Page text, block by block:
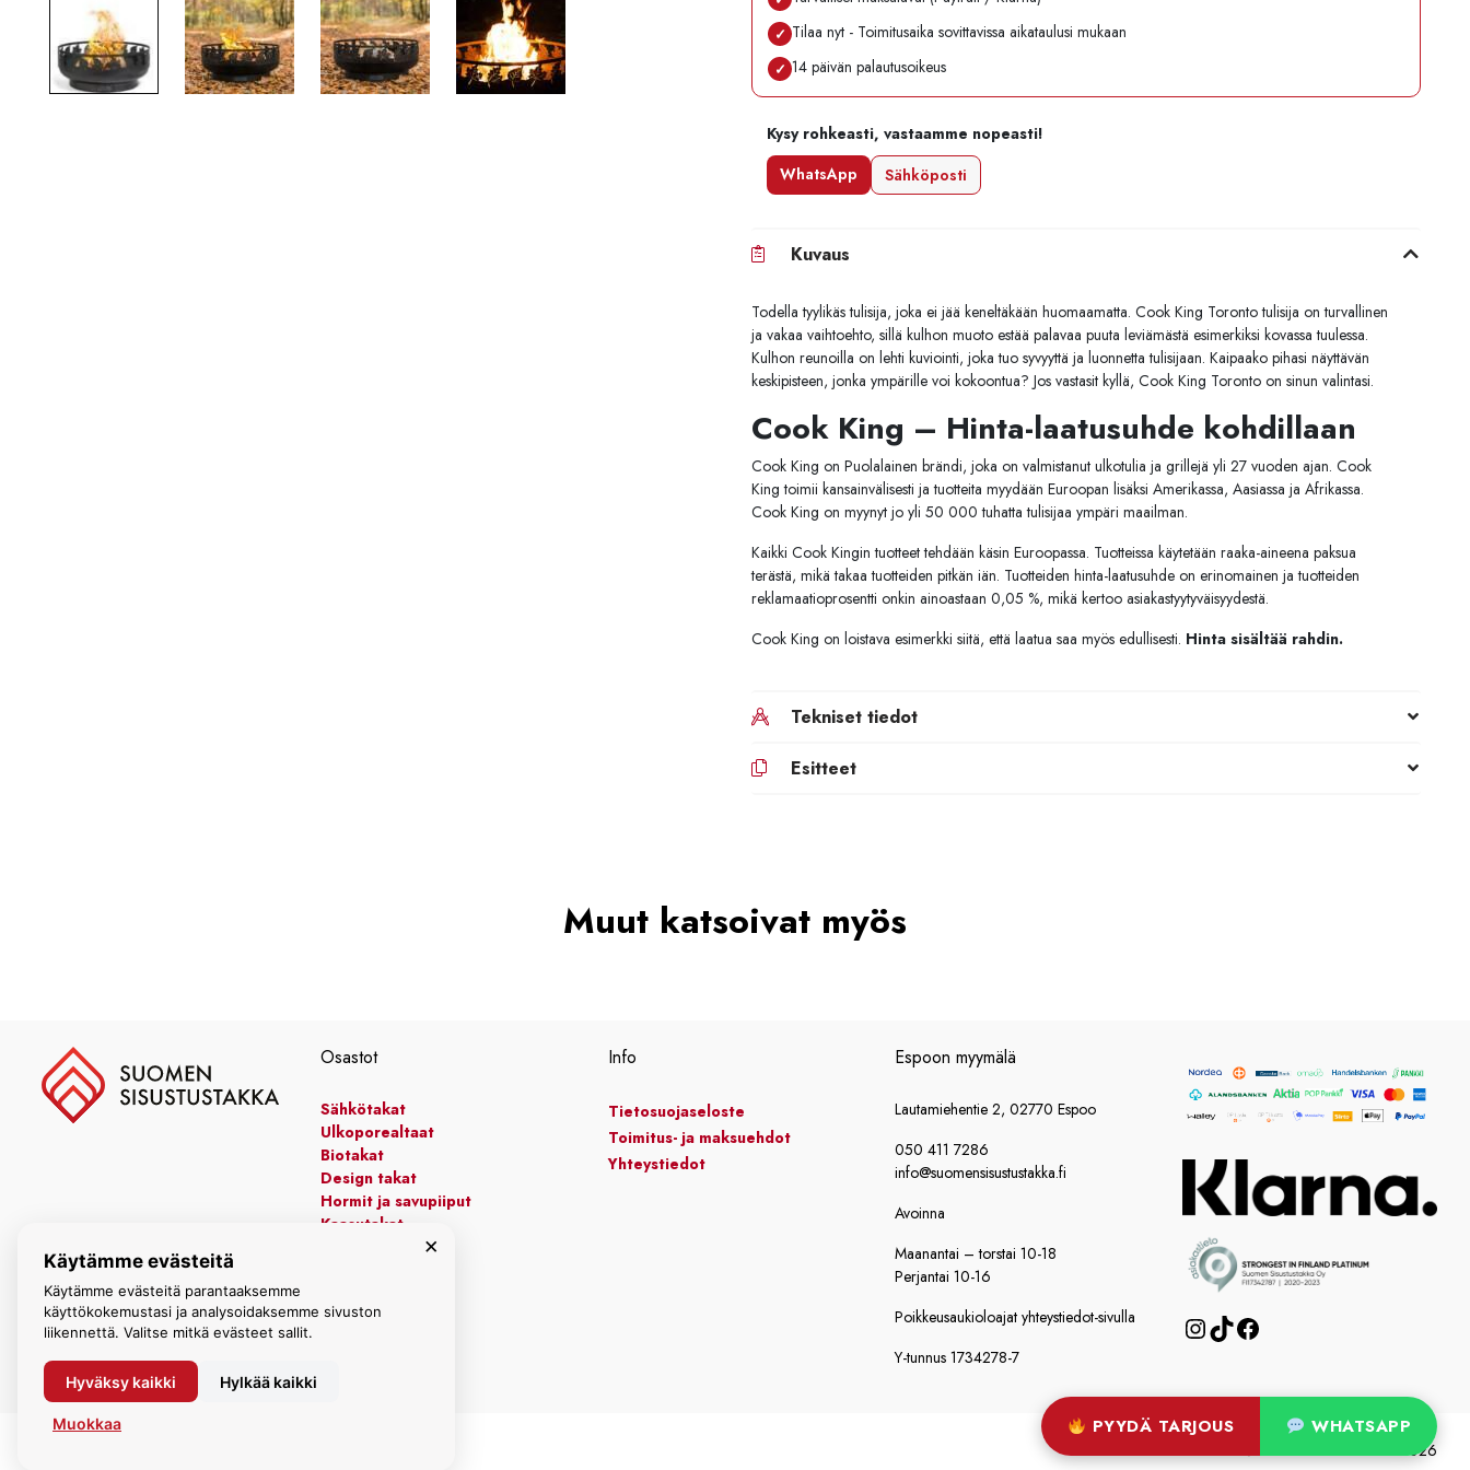
TOTO
Kylpyhuonekalusteet
✓ Tilaa nyt - Toimitusaika sovittavissa aikataulusi mukaan
✓ 14 päivän palautusoikeus
Kysy rohkeasti, vastaamme nopeasti!
WhatsApp
Sähköposti
Kuvaus
Todella tyylikäs tulisija, joka ei jää keneltäkään huomaamatta. Cook King Toronto tulisija on turvallinen
ja vakaa vaihtoehto, sillä kulhon muoto estää palavaa puuta leviämästä esimerkiksi kovassa tuulessa.
Kulhon reunoilla on lehti kuviointi, joka tuo syvyyttä ja luonnetta tulisijaan. Kaipaako pihasi näyttävän
keskipisteen, jonka ympärille voi kokoontua? Jos vastasit kyllä, Cook King Toronto on sinun valintasi.
Cook King – Hinta-laatusuhde kohdillaan
Cook King on Puolalainen brändi, joka on valmistanut ulkotulia ja grillejä yli 27 vuoden ajan. Cook
King toimii kansainvälisesti ja tuotteita myydään Euroopan lisäksi Amerikassa, Aasiassa ja Afrikassa.
Cook King on myynyt jo yli 50 000 tuhatta tulisijaa ympäri maailman.
Kaikki Cook Kingin tuotteet tehdään käsin Euroopassa. Tuotteissa käytetään raaka-aineena paksua
terästä, mikä takaa tuotteiden pitkän iän. Tuotteiden hinta-laatusuhde on erinomainen ja tuotteiden
reklamaatioprosentti onkin ainoastaan 0,05 %, mikä kertoo asiakastyytyväisyydestä.
Cook King on loistava esimerkki siitä, että laatua saa myös edullisesti. Hinta sisältää rahdin.
Tekniset tiedot
Esitteet
Muut katsoivat myös
Osastot
Sähkötakat
Ulkoporealtaat
Biotakat
Design takat
Hormit ja savupiiput
Kaasutakat
Kiertoilmatakat
Info
Tietosuojaseloste
Toimitus- ja maksuehdot
Yhteystiedot
Espoon myymälä
Lautamiehentie 2, 02770 Espoo
050 411 7286
info@suomensisustustakka.fi
Avoinna
Maanantai – torstai 10-18
Perjantai 10-16
Poikkeusaukioloajat yhteystiedot-sivulla
Y-tunnus 1734278-7
Instagram
TikTok
© Suomen Sisustustakka 2026
PYYDÄ TARJOUS WHATSAPP
×
Käytämme evästeitä
Käytämme evästeitä parantaaksemme
käyttökokemustasi ja analysoidaksemme sivuston
liikennettä. Valitse mitkä evästeet sallit.
Hyväksy kaikki Hylkää kaikki
Muokkaa